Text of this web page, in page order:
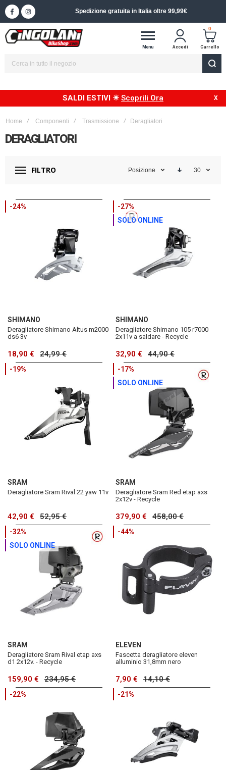
Spedizione gratuita in Italia oltre 99,99€
Menu Accedi
0
Carrello
SALDI ESTIVI ☀ Scoprili Ora
Home Componenti Trasmissione Deragliatori
DERAGLIATORI
FILTRO Posizione 30
-24%
SHIMANO
Deragliatore Shimano Altus m2000
ds6 3v
18,90 € 24,99 €
-27%
SOLO ONLINE
SHIMANO
Deragliatore Shimano 105 r7000
2x11v a saldare - Recycle
32,90 € 44,90 €
-19%
SRAM
Deragliatore Sram Rival 22 yaw 11v
42,90 € 52,95 €
-17%
SOLO ONLINE
SRAM
Deragliatore Sram Red etap axs
2x12v - Recycle
379,90 € 458,00 €
-32%
SOLO ONLINE
SRAM
Deragliatore Sram Rival etap axs
d1 2x12v. - Recycle
159,90 € 234,95 €
-44%
ELEVEN
Fascetta deragliatore eleven
alluminio 31,8mm nero
7,90 € 14,10 €
-22% -21%